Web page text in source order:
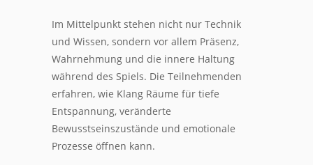
Im Mittelpunkt stehen nicht nur Technik
und Wissen, sondern vor allem Präsenz,
Wahrnehmung und die innere Haltung
während des Spiels. Die Teilnehmenden
erfahren, wie Klang Räume für tiefe
Entspannung, veränderte
Bewusstseinszustände und emotionale
Prozesse öffnen kann.